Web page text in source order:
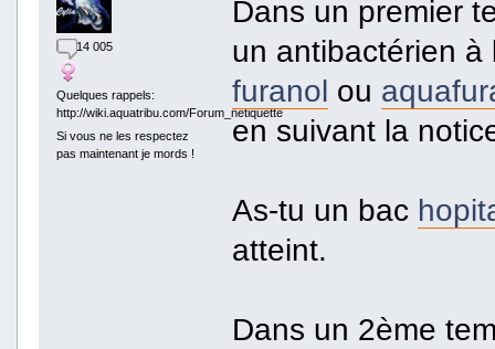
14 005
Quelques rappels:
http://wiki.aquatribu.com/Forum_netiquette
Si vous ne les respectez
pas maintenant je mords !
Dans un premier
un antibactérien à
furanol ou
en suivant la
As-tu un bac
atteint.
Dans un 2ème